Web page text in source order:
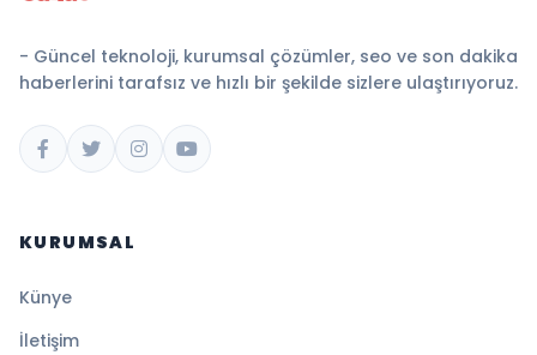
- Güncel teknoloji, kurumsal çözümler, seo ve son dakika
haberlerini tarafsız ve hızlı bir şekilde sizlere ulaştırıyoruz.
KURUMSAL
Künye
İletişim